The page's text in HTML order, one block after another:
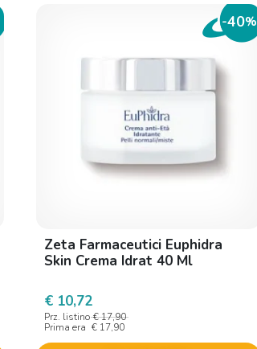
-40%
Zeta Farmaceutici Euphidra
Skin Crema Idrat 40 Ml
€ 10,72
Prz. listino € 17,90
Prima era € 17,90